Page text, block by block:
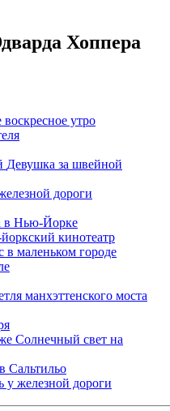
Хоппера
воскресное утро
Девушка за швейной
дороги
в Нью-Йорке
кинотеатр
в маленьком городе
манхэттенского моста
Солнечный свет на
Сальтильо
у железной дороги